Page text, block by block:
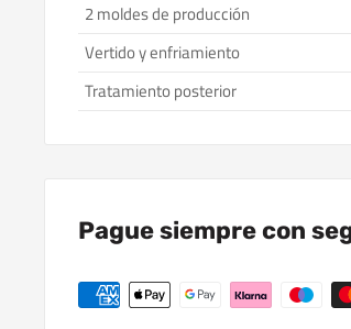
2 moldes de producción
Vertido y enfriamiento
Tratamiento posterior
Pague siempre con